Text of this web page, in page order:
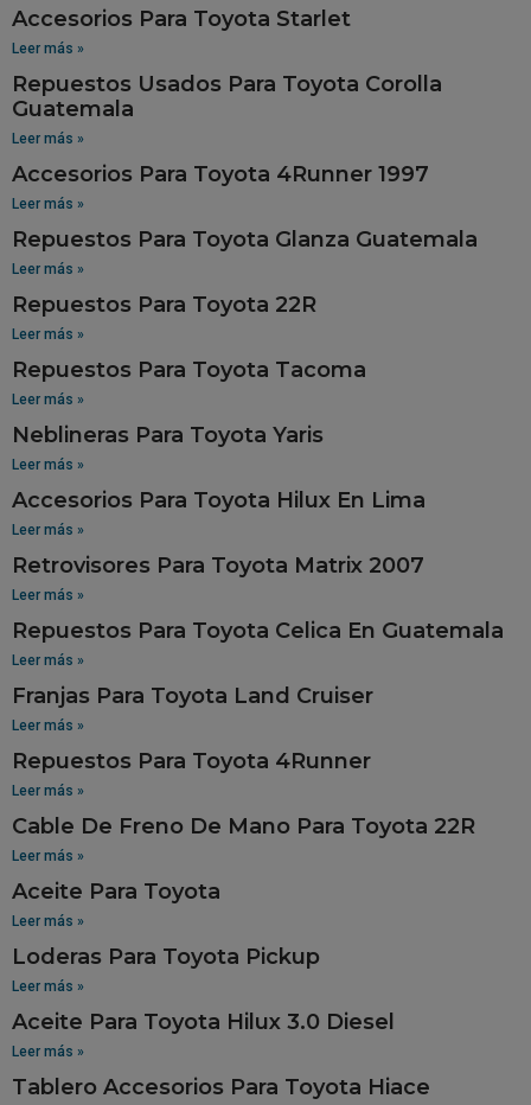
Accesorios Para Toyota Starlet
Leer más »
Repuestos Usados Para Toyota Corolla
Guatemala
Leer más »
Accesorios Para Toyota 4Runner 1997
Leer más »
Repuestos Para Toyota Glanza Guatemala
Leer más »
Repuestos Para Toyota 22R
Leer más »
Repuestos Para Toyota Tacoma
Leer más »
Neblineras Para Toyota Yaris
Leer más »
Accesorios Para Toyota Hilux En Lima
Leer más »
Retrovisores Para Toyota Matrix 2007
Leer más »
Repuestos Para Toyota Celica En Guatemala
Leer más »
Franjas Para Toyota Land Cruiser
Leer más »
Repuestos Para Toyota 4Runner
Leer más »
Cable De Freno De Mano Para Toyota 22R
Leer más »
Aceite Para Toyota
Leer más »
Loderas Para Toyota Pickup
Leer más »
Aceite Para Toyota Hilux 3.0 Diesel
Leer más »
Tablero Accesorios Para Toyota Hiace